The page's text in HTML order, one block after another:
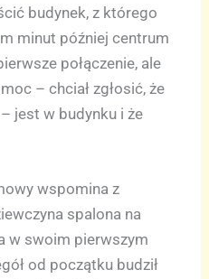
budynek, z którego
minut później centrum
połączenie, ale
– chciał zgłosić, że
jest w budynku i że
wspomina z
spalona na
w swoim pierwszym
od początku budził